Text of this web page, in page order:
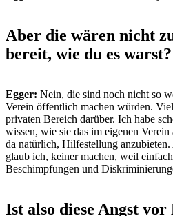
Aber die wären nicht
bereit, wie du es warst?
Egger: Nein, die sind noch nicht so
Verein öffentlich machen würden.
privaten Bereich darüber. Ich habe
wissen, wie sie das im eigenen
da natürlich, Hilfestellung
glaub ich, keiner machen, weil
Beschimpfungen und
Ist also diese Angst vor